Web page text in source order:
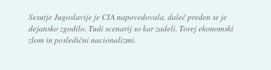
Sesutje Jugoslavije je CIA napovedovala, daleč preden se je
dejansko zgodilo. Tudi scenarij so kar zadeli. Torej ekonomski
zlom in posledični nacionalizmi.